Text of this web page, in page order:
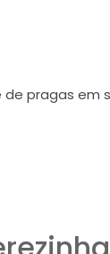
pragas em